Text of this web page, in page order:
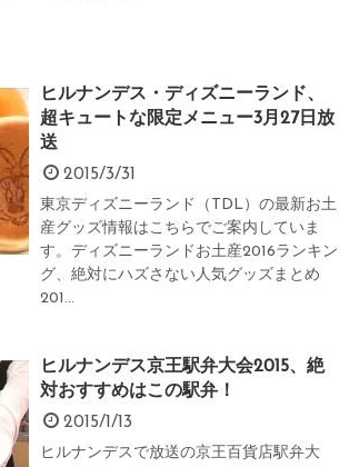
ヒルナンデス・ディズニーランド、
超キュートな限定メニュー3月27日放
送
2015/3/31
東京ディズニーランド（TDL）の最新お土
産グッズ情報はこちらでご案内していま
す。ディズニーランドお土産2016ランキン
グ、絶対にハズさない人気グッズまとめ
201...
ヒルナンデス京王駅弁大会2015、絶
対おすすめはこの駅弁！
2015/1/13
ヒルナンデスで放送の京王百貨店駅弁大